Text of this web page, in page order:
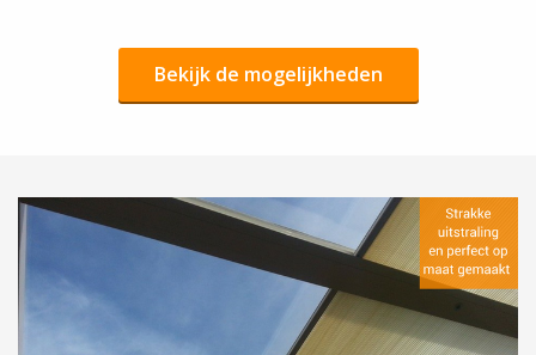
Bekijk de mogelijkheden